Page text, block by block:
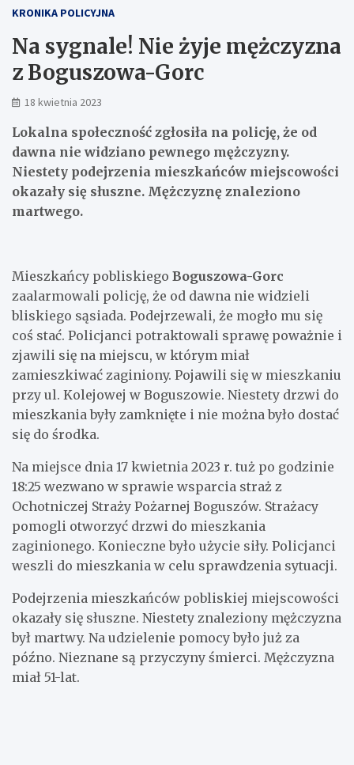
KRONIKA POLICYJNA
Na sygnale! Nie żyje mężczyzna
z Boguszowa-Gorc
18 kwietnia 2023
Lokalna społeczność zgłosiła na policję, że od
dawna nie widziano pewnego mężczyzny.
Niestety podejrzenia mieszkańców miejscowości
okazały się słuszne. Mężczyznę znaleziono
martwego.
Mieszkańcy pobliskiego Boguszowa-Gorc
zaalarmowali policję, że od dawna nie widzieli
bliskiego sąsiada. Podejrzewali, że mogło mu się
coś stać. Policjanci potraktowali sprawę poważnie i
zjawili się na miejscu, w którym miał
zamieszkiwać zaginiony. Pojawili się w mieszkaniu
przy ul. Kolejowej w Boguszowie. Niestety drzwi do
mieszkania były zamknięte i nie można było dostać
się do środka.
Na miejsce dnia 17 kwietnia 2023 r. tuż po godzinie
18:25 wezwano w sprawie wsparcia straż z
Ochotniczej Straży Pożarnej Boguszów. Strażacy
pomogli otworzyć drzwi do mieszkania
zaginionego. Konieczne było użycie siły. Policjanci
weszli do mieszkania w celu sprawdzenia sytuacji.
Podejrzenia mieszkańców pobliskiej miejscowości
okazały się słuszne. Niestety znaleziony mężczyzna
był martwy. Na udzielenie pomocy było już za
późno. Nieznane są przyczyny śmierci. Mężczyzna
miał 51-lat.